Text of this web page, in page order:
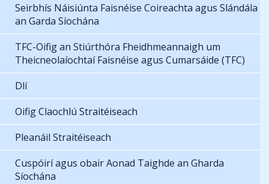
Seirbhís Náisiúnta Faisnéise Coireachta agus Slándála
an Garda Síochána
TFC-Oifig an Stiúrthóra Fheidhmeannaigh um
Theicneolaíochtaí Faisnéise agus Cumarsáide (TFC)
Dlí
Oifig Claochlú Straitéiseach
Pleanáil Straitéiseach
Cuspóirí agus obair Aonad Taighde an Gharda
Síochána